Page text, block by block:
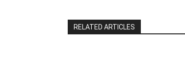
RELATED ARTICLES